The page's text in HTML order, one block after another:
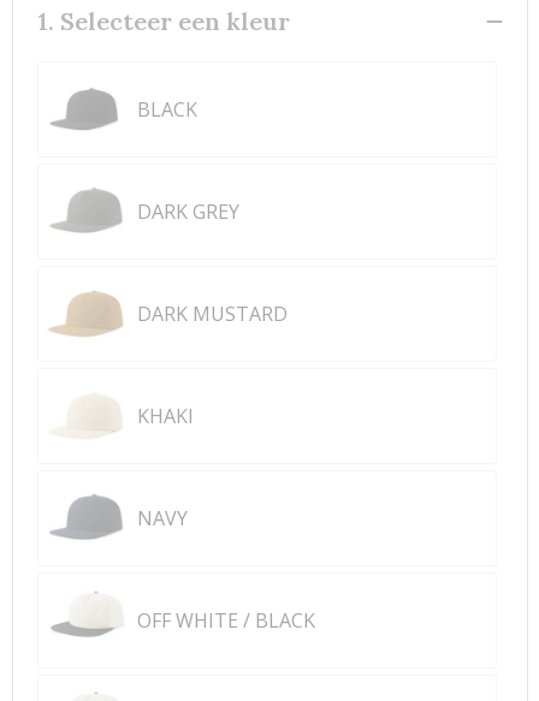
1. Selecteer een kleur
BLACK
DARK GREY
DARK MUSTARD
KHAKI
NAVY
OFF WHITE / BLACK